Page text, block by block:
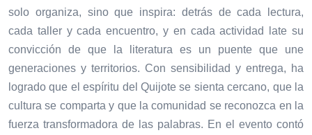
solo organiza, sino que inspira: detrás de cada lectura,
cada taller y cada encuentro, y en cada actividad late su
convicción de que la literatura es un puente que une
generaciones y territorios. Con sensibilidad y entrega, ha
logrado que el espíritu del Quijote se sienta cercano, que la
cultura se comparta y que la comunidad se reconozca en la
fuerza transformadora de las palabras. En el evento contó